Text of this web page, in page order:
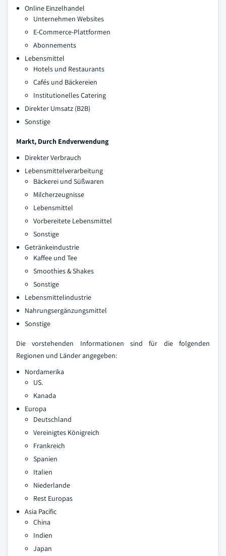
Online Einzelhandel
Unternehmen Websites
E-Commerce-Plattformen
Abonnements
Lebensmittel
Hotels und Restaurants
Cafés und Bäckereien
Institutionelles Catering
Direkter Umsatz (B2B)
Sonstige
Markt, Durch Endverwendung
Direkter Verbrauch
Lebensmittelverarbeitung
Bäckerei und Süßwaren
Milcherzeugnisse
Lebensmittel
Vorbereitete Lebensmittel
Sonstige
Getränkeindustrie
Kaffee und Tee
Smoothies & Shakes
Sonstige
Lebensmittelindustrie
Nahrungsergänzungsmittel
Sonstige
Die vorstehenden Informationen sind für die folgenden
Regionen und Länder angegeben:
Nordamerika
US.
Kanada
Europa
Deutschland
Vereinigtes Königreich
Frankreich
Spanien
Italien
Niederlande
Rest Europas
Asia Pacific
China
Indien
Japan